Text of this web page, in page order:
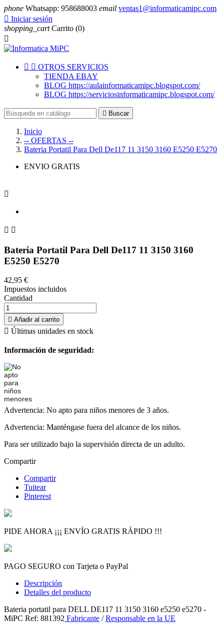
phone Whatsapp: 958688003 email ventas1@informaticamipc.com
 Iniciar sesión
shopping_cart Carrito (0)

  OTROS SERVICIOS
TIENDA EBAY
BLOG https://aulainformaticamipc.blogspot.com/
BLOG https://serviciosinformaticamipc.blogspot.com/
 Buscar
Inicio
-- OFERTAS --
Bateria Portatil Para Dell De117 11 3150 3160 E5250 E5270
ENVIO GRATIS

 
Bateria Portatil Para Dell De117 11 3150 3160
E5250 E5270
42,95 €
Impuestos incluidos
Cantidad
 Añadir al carrito
 Últimas unidades en stock
Información de seguridad:
Advertencia: No apto para niños menores de 3 años.
Advertencia: Manténgase fuera del alcance de los niños.
Para ser utilizado bajo la supervisión directa de un adulto.
Compartir
Compartir
Tuitear
Pinterest
PIDE AHORA ¡¡¡ ENVÍO GRATIS RÁPIDO !!!
PAGO SEGURO con Tarjeta o PayPal
Descripción
Detalles del producto
Bateria portatil para DELL DE117 11 3150 3160 e5250 e5270 -
MiPC Ref: 881392 Fabricante /Responsable en la UE